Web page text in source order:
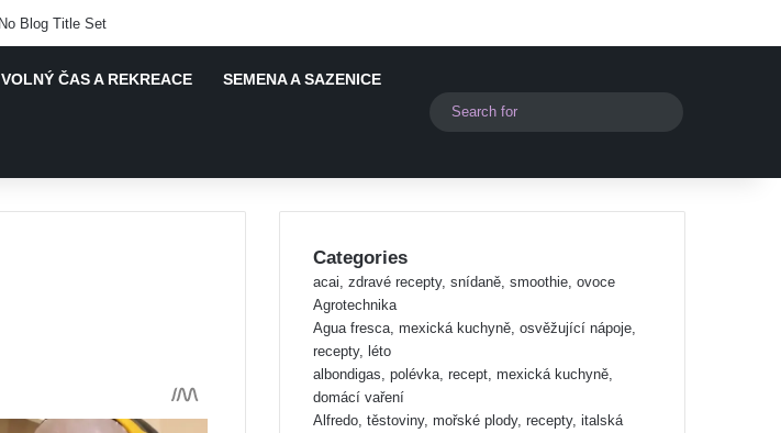
VOLNÝ ČAS A REKREACE SEMENA A SAZENICE
Switch skin
Categories
acai, zdravé recepty, snídaně, smoothie, ovoce
Agrotechnika
Agua fresca, mexická kuchyně, osvěžující nápoje,
recepty, léto
albondigas, polévka, recept, mexická kuchyně,
domácí vaření
Alfredo, těstoviny, mořské plody, recepty, italská